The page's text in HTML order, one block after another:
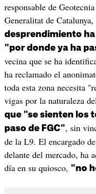
responsable de
Generalitat de Catalunya,
desprendimiento
"por donde ya ha
vecina que se ha
ha reclamado el
toda esta zona necesita
vigas por la naturaleza
que "se sienten los
paso de FGC", sin
de la L9. El encargado
delante del mercado, ha
día en su quiosco, "no